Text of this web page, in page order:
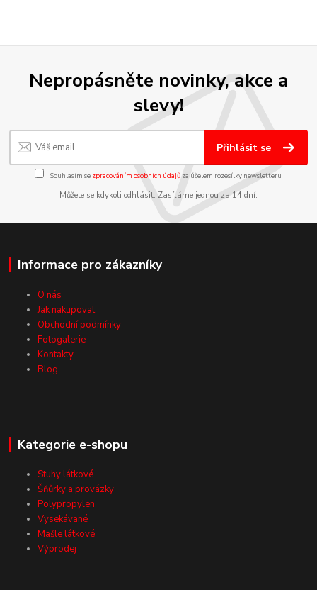
Nepropásněte novinky, akce a
slevy!
Přihlásit se
Souhlasím se zpracováním osobních údajůza účelem rozesílky newsletteru.
Můžete se kdykoli odhlásit. Zasíláme jednou za 14 dní.
Informace pro zákazníky
O nás
Jak nakupovat
Obchodní podmínky
Fotogalerie
Kontakty
Blog
Kategorie e-shopu
Stuhy látkové
Šňůrky a provázky
Polypropylen
Vysekávané
Mašle látkové
Výprodej